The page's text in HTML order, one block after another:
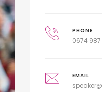
PHONE
0674
EMAIL